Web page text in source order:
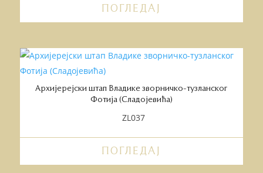
ПОГЛЕДАЈ
Архијерејски штап Владике зворничко-тузланског
Фотија (Сладојевића)
ZL037
ПОГЛЕДАЈ